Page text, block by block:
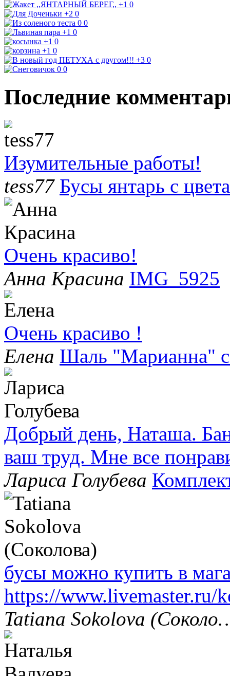
+1 0
+2 0
0 0
+1 0
+1 0
+1 0
+3 0
0 0
Последние
Изумительные работы!
tess77 Бусы янтарь с
Очень красиво!
Анна Красина IMG_5925
Очень красиво !
Елена Шаль "Марианна"
Добрый день, Наташа.
ваш труд. Мне все
Лариса Голубева
бусы можно купить в
https://www.livemaster.ru/
Tatiana Sokolova